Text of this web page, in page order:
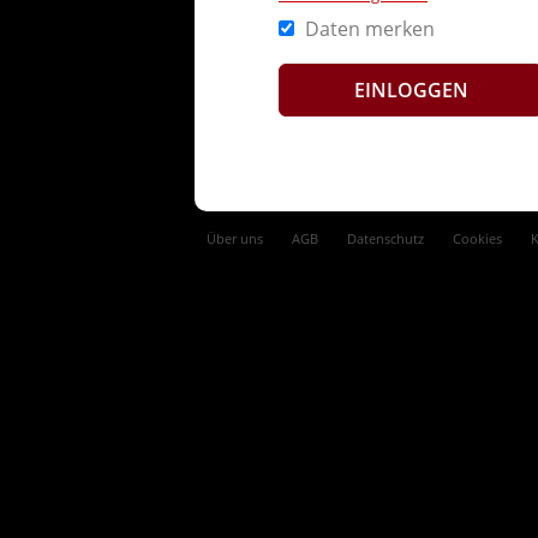
Daten merken
Über uns AGB Datenschutz Cookies